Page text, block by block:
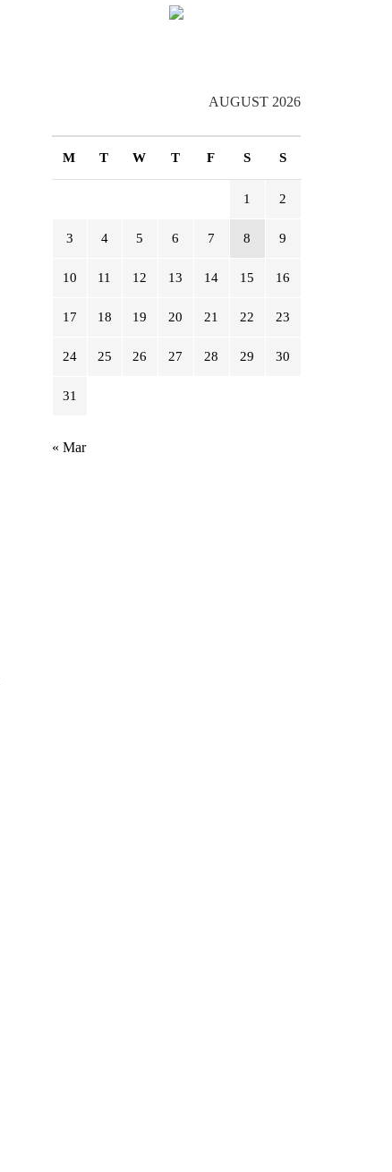
AUGUST 2026
M T W T F S S
1 2
3 4 5 6 7 8 9
10 11 12 13 14 15 16
17 18 19 20 21 22 23
24 25 26 27 28 29 30
31
« Mar